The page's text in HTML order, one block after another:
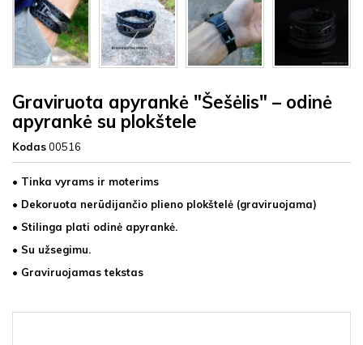
Graviruota apyrankė "Šešėlis" – odinė
apyrankė su plokštele
Kodas00516
• Tinka vyrams ir moterims
• Dekoruota nerūdijančio plieno plokštelė (graviruojama)
• Stilinga plati odinė apyrankė.
• Su užsegimu.
• Graviruojamas tekstas